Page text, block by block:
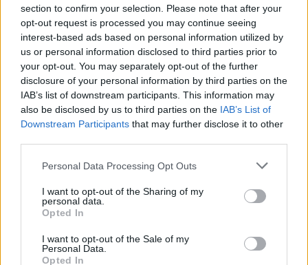
section to confirm your selection. Please note that after your
opt-out request is processed you may continue seeing
interest-based ads based on personal information utilized by
us or personal information disclosed to third parties prior to
your opt-out. You may separately opt-out of the further
disclosure of your personal information by third parties on the
IAB’s list of downstream participants. This information may
also be disclosed by us to third parties on the IAB’s List of
Downstream Participants that may further disclose it to other
Please note that this website/app uses one or more Google
not limited to your visit or usage behaviour. You may click to
grant or deny consent to Google and its third-party tags to
use your data for below specified purposes in below Google
consent section.
Personal Data Processing Opt Outs
I want to opt-out of the Sharing of my
personal data.
Opted In
I want to opt-out of the Sale of my
Personal Data.
Opted In
Látványos építési szakasz indult be a
Flórián téri felüljárón
AJÁNLJUK MÉG